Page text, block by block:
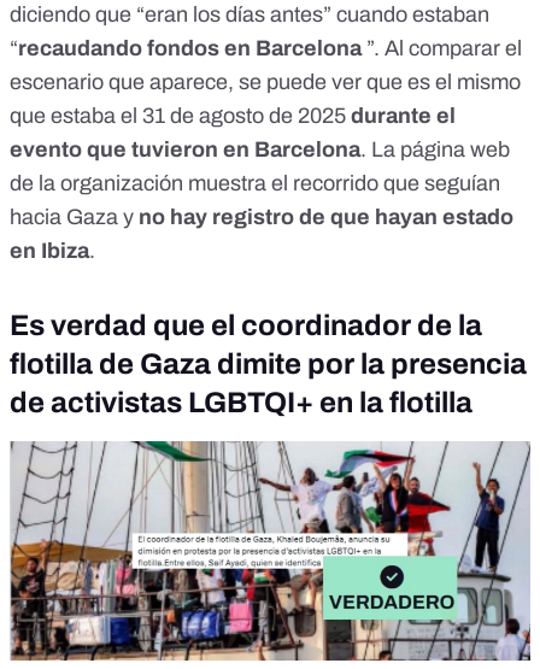
diciendo que “eran los días antes” cuando estaban
“recaudando fondos en Barcelona”. Al comparar el
escenario que aparece, se puede ver que es el mismo
que estaba el 31 de agosto de 2025 durante el
evento que tuvieron en Barcelona. La página web
de la organización muestra el recorrido que seguían
hacia Gaza y no hay registro de que hayan estado
en Ibiza.
Es verdad que el coordinador de la
flotilla de Gaza dimite por la presencia
de activistas LGBTQI+ en la flotilla